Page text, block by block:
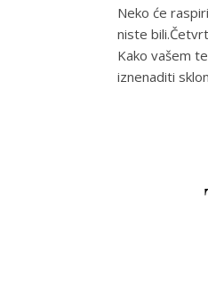
Neko će
niste
Kako vašem
iznenaditi